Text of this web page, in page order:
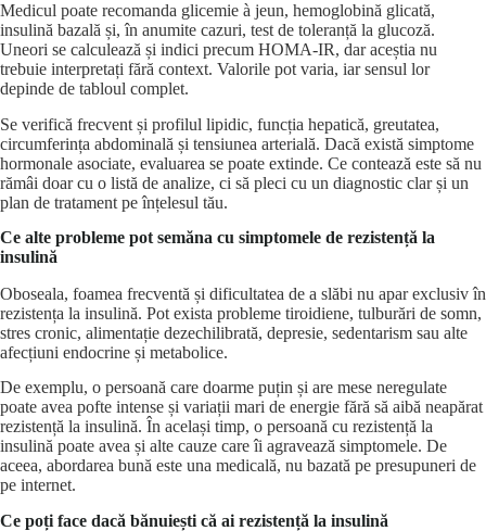
Medicul poate recomanda glicemie à jeun, hemoglobină glicată,
insulină bazală și, în anumite cazuri, test de toleranță la glucoză.
Uneori se calculează și indici precum HOMA-IR, dar aceștia nu
trebuie interpretați fără context. Valorile pot varia, iar sensul lor
depinde de tabloul complet.
Se verifică frecvent și profilul lipidic, funcția hepatică, greutatea,
circumferința abdominală și tensiunea arterială. Dacă există simptome
hormonale asociate, evaluarea se poate extinde. Ce contează este să nu
rămâi doar cu o listă de analize, ci să pleci cu un diagnostic clar și un
plan de tratament pe înțelesul tău.
Ce alte probleme pot semăna cu simptomele de rezistență la
insulină
Oboseala, foamea frecventă și dificultatea de a slăbi nu apar exclusiv în
rezistența la insulină. Pot exista probleme tiroidiene, tulburări de somn,
stres cronic, alimentație dezechilibrată, depresie, sedentarism sau alte
afecțiuni endocrine și metabolice.
De exemplu, o persoană care doarme puțin și are mese neregulate
poate avea pofte intense și variații mari de energie fără să aibă neapărat
rezistență la insulină. În același timp, o persoană cu rezistență la
insulină poate avea și alte cauze care îi agravează simptomele. De
aceea, abordarea bună este una medicală, nu bazată pe presupuneri de
pe internet.
Ce poți face dacă bănuiești că ai rezistență la insulină